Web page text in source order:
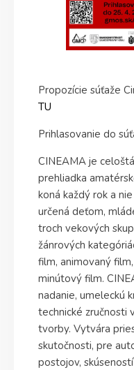
Propozície súťaže
TU
Prihlasovanie do
CINEAMA je
prehliadka
koná každý rok a
určená deťom,
troch vekových
žánrových
film, animovaný
minútový film.
nadanie, umeleckú
technické zručnosti
tvorby. Vytvára
skutočnosti, pre
postojov,